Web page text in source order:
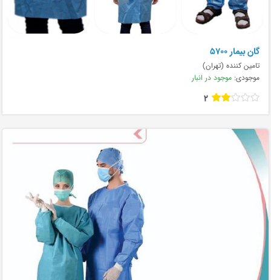
گان بیمار ۵۷۰۰
تامین کننده (تهران)
موجودی: موجود در انبار
2